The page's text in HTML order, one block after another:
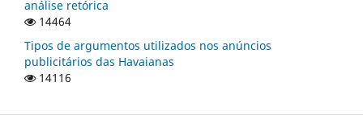
análise retórica
14464
Tipos de argumentos utilizados nos anúncios
publicitários das Havaianas
14116